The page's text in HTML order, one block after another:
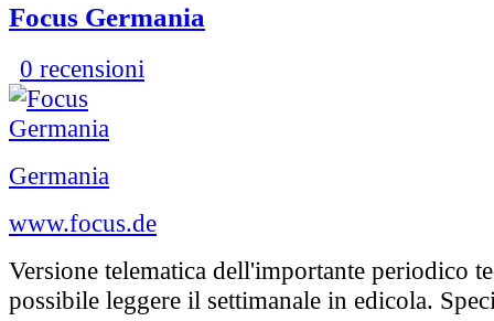
Focus Germania
0 recensioni
Germania
www.focus.de
Versione telematica dell'importante periodico
possibile leggere il settimanale in edicola.